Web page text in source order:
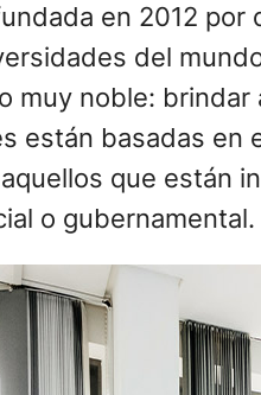
en 2012 por
del
muy noble:
están basadas en
que están
o gubernamental.